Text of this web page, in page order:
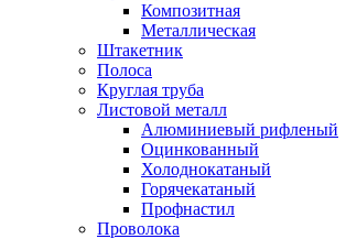
Композитная
Металлическая
Штакетник
Полоса
Круглая труба
Листовой металл
Алюминиевый рифленый
Оцинкованный
Холоднокатаный
Горячекатаный
Профнастил
Проволока